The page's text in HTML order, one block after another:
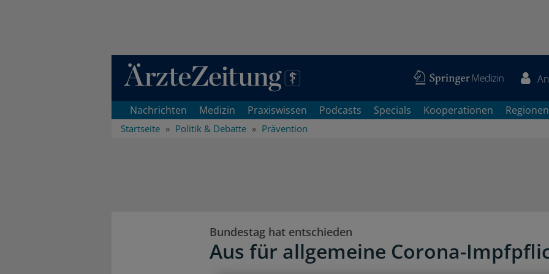
Direkt zum Inhaltsbereich
Nachrichten Medizin Praxiswissen Podcasts Specials Kooperationen Regionen
Startseite Politik & Debatte Prävention
Bundestag hat entschieden
Aus für allgemeine Corona-